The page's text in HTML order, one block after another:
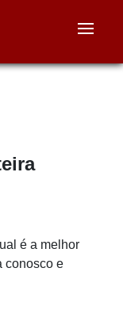
é a melhor
conosco e